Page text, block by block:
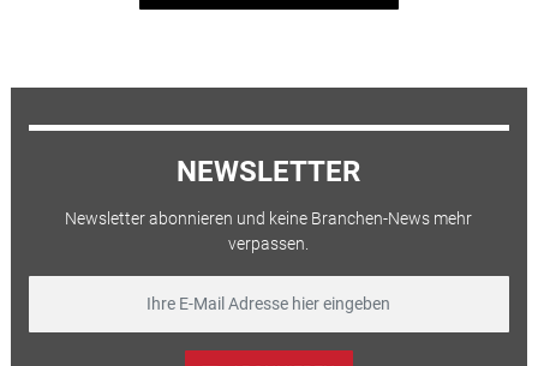
NEWSLETTER
Newsletter abonnieren und keine Branchen-News mehr
verpassen.